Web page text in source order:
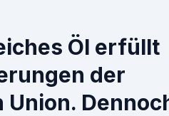
Öl erfüllt
der
Union.